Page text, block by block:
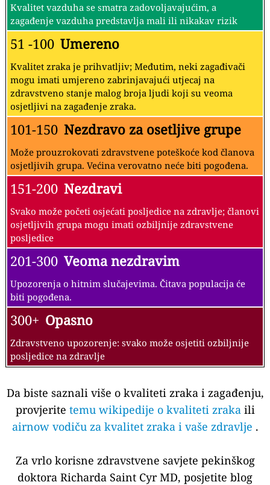
Kvalitet vazduha se smatra zadovoljavajućim, a
zagađenje vazduha predstavlja mali ili nikakav rizik
51 -100 Umereno
Kvalitet zraka je prihvatljiv; Međutim, neki zagađivači
mogu imati umjereno zabrinjavajući utjecaj na
zdravstveno stanje malog broja ljudi koji su veoma
osjetljivi na zagađenje zraka.
101-150 Nezdravo za osetljive grupe
Može prouzrokovati zdravstvene poteškoće kod članova
osjetljivih grupa. Većina verovatno neće biti pogođena.
151-200 Nezdravi
Svako može početi osjećati posljedice na zdravlje; članovi
osjetljivih grupa mogu imati ozbiljnije zdravstvene
posljedice
201-300 Veoma nezdravim
Upozorenja o hitnim slučajevima. Čitava populacija će
biti pogođena.
300+ Opasno
Zdravstveno upozorenje: svako može osjetiti ozbiljnije
posljedice na zdravlje
Da biste saznali više o kvaliteti zraka i zagađenju,
provjerite temu wikipedije o kvaliteti zraka ili
airnow vodiču za kvalitet zraka i vaše zdravlje .
Za vrlo korisne zdravstvene savjete pekinškog
doktora Richarda Saint Cyr MD, posjetite blog